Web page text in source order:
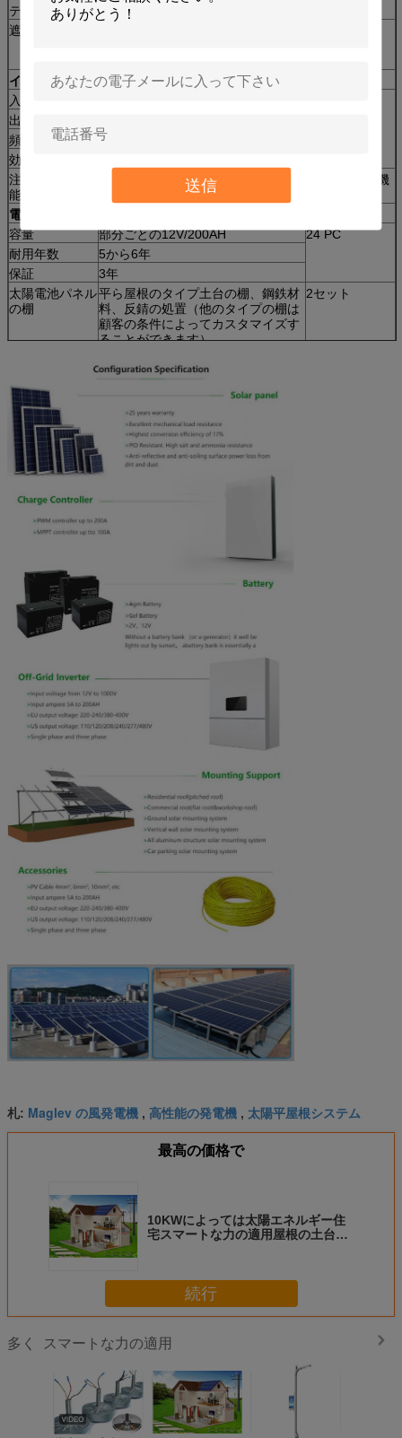
送信
テリジェント制御;温度修正、さまざまな保護。
遮断器
インバーター
入力電圧
出力電圧
頻度
50/60Hz
効率
注:このインバーターは格子電源スイッチおよびバッテリーの充電機
能を提供します。
電池
容量
部分ごとの12V/200AH
24 PC
耐用年数
5から6年
保証
3年
太陽電池パネル
の棚
平ら屋根のタイプ土台の棚、鋼鉄材
料、反錆の処置（他のタイプの棚は
顧客の条件によってカスタマイズす
ることができます）
2セット
札: Maglev の風発電機 , 高性能の発電機 , 太陽平屋根システム
最高の価格で
10KWによっては太陽エネルギー住
宅スマートな力の適用屋根の土台シ
続行
多く スマートな力の適用